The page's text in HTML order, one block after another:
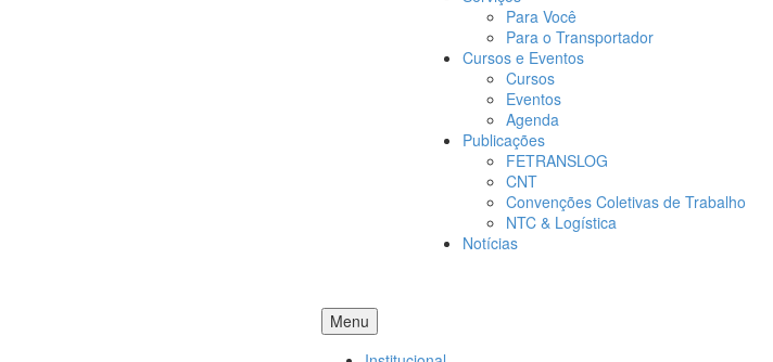
Para Você
Para o Transportador
Cursos e Eventos
Cursos
Eventos
Agenda
Publicações
FETRANSLOG
CNT
Convenções Coletivas de Trabalho
NTC & Logística
Notícias
Menu